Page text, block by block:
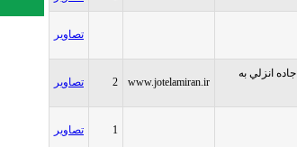
تصاویر
ایران بندرانزلي بندر انزلي، کيلومتر 5 جاده انزلي به
www.jotelamiran.ir
2 تصاویر
1 تصاویر